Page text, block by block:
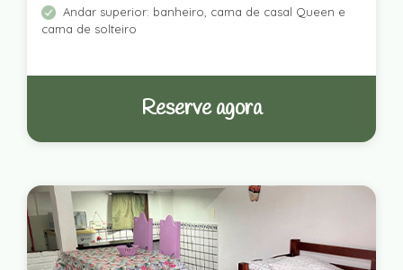
Andar superior: banheiro, cama de casal Queen e
cama de solteiro
Reserve agora